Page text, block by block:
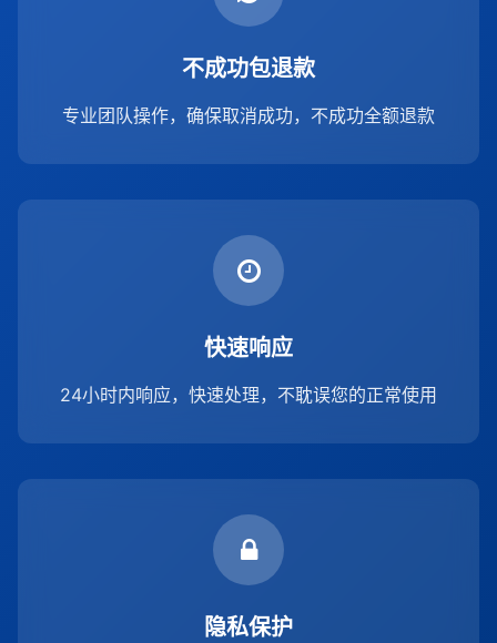
不成功包退款
专业团队操作，确保取消成功，不成功全额退款
快速响应
24小时内响应，快速处理，不耽误您的正常使用
隐私保护